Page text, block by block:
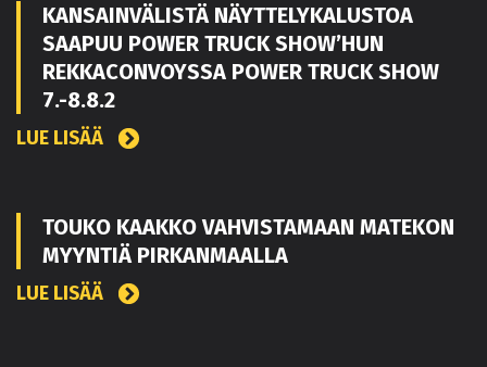
KANSAINVÄLISTÄ NÄYTTELYKALUSTOA
SAAPUU POWER TRUCK SHOW’HUN
REKKACONVOYSSA POWER TRUCK SHOW
7.-8.8.2
LUE LISÄÄ
TOUKO KAAKKO VAHVISTAMAAN MATEKON
MYYNTIÄ PIRKANMAALLA
LUE LISÄÄ